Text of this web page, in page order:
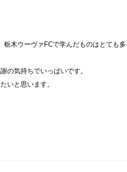
木ウーヴァFCで学んだものはとても多
の気持ちでいっぱいです。
いと思います。